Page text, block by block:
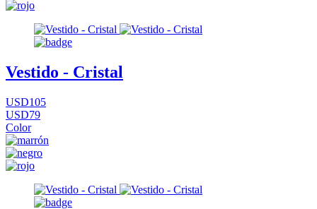
Vestido - Cristal
USD105
USD79
Color